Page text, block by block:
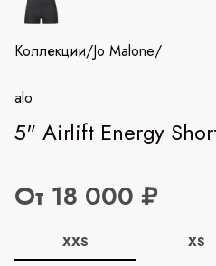
Коллекции/Jo Malone/
alo
5" Airlift Energy
От 18 000 ₽
XXS XS